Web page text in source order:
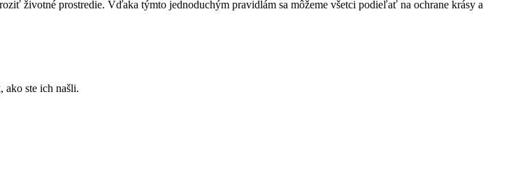
životné prostredie. Vďaka týmto jednoduchým pravidlám sa môžeme všetci podieľať na ochrane krásy a
ako ste ich našli.